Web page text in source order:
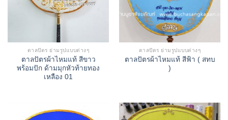
ตาลปัตร ย่ามรูปแบบต่างๆ
ตาลปัตรผ้าไหมแท้ สีขาว
พร้อมปัก ด้ามมุกหัวท้ายทอง
เหลือง 01
ตาลปัตร ย่ามรูปแบบต่างๆ
ตาลปัตรผ้าไหมแท้ สีฟ้า ( สทบ
)